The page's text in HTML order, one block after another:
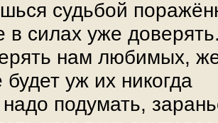
судьбой
силах уже
нам любимых,
уж их никогда
подумать,